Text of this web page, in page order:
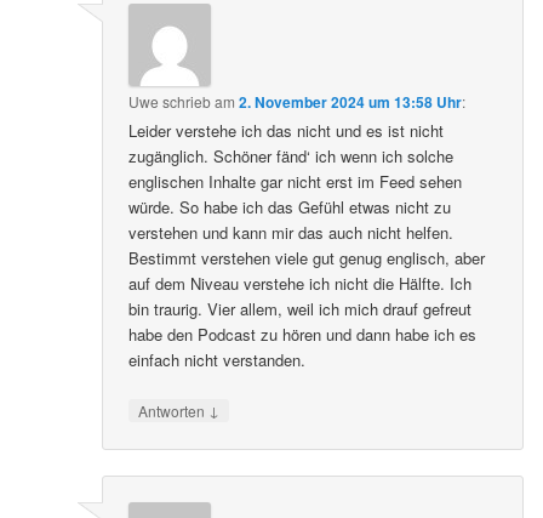
Uwe schriebam2. November 2024 um 13:58 Uhr:
Leider verstehe ich das nicht und es ist nicht
zugänglich. Schöner fänd‘ ich wenn ich solche
englischen Inhalte gar nicht erst im Feed sehen
würde. So habe ich das Gefühl etwas nicht zu
verstehen und kann mir das auch nicht helfen.
Bestimmt verstehen viele gut genug englisch, aber
auf dem Niveau verstehe ich nicht die Hälfte. Ich
bin traurig. Vier allem, weil ich mich drauf gefreut
habe den Podcast zu hören und dann habe ich es
einfach nicht verstanden.
Antworten ↓